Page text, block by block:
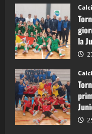
di
a
5:
la
è
la